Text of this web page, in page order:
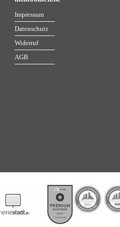
Impressum
Datenschutz
Widerruf
AGB